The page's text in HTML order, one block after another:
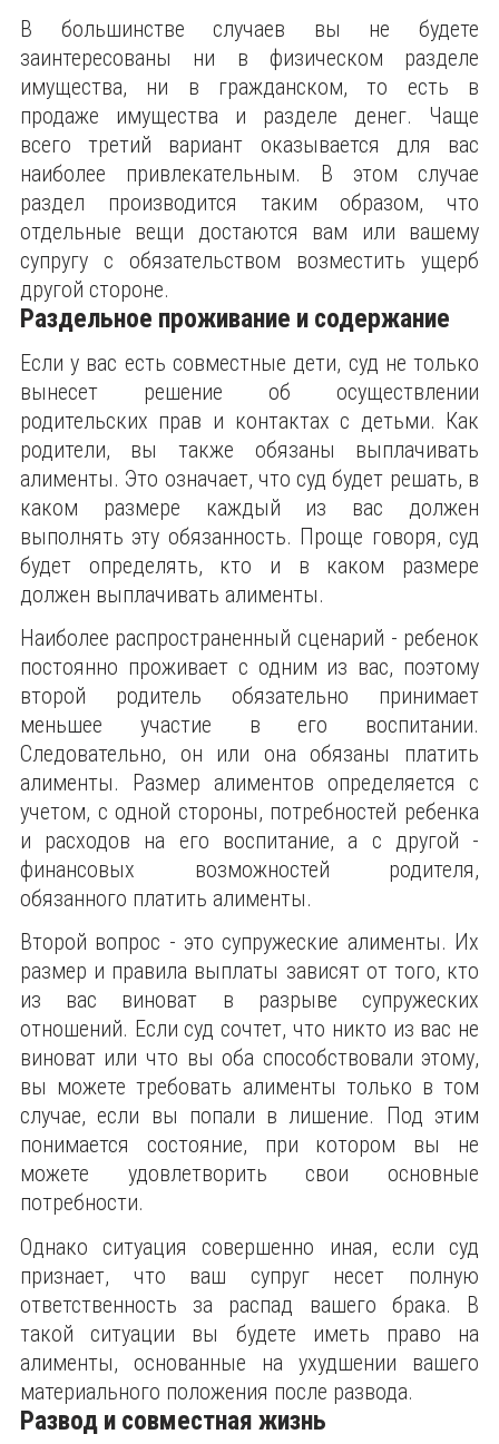
В большинстве случаев вы не будете
заинтересованы ни в физическом разделе
имущества, ни в гражданском, то есть в
продаже имущества и разделе денег. Чаще
всего третий вариант оказывается для вас
наиболее привлекательным. В этом случае
раздел производится таким образом, что
отдельные вещи достаются вам или вашему
супругу с обязательством возместить ущерб
другой стороне.
Раздельное проживание и содержание
Если у вас есть совместные дети, суд не только
вынесет решение об осуществлении
родительских прав и контактах с детьми. Как
родители, вы также обязаны выплачивать
алименты. Это означает, что суд будет решать, в
каком размере каждый из вас должен
выполнять эту обязанность. Проще говоря, суд
будет определять, кто и в каком размере
должен выплачивать алименты.
Наиболее распространенный сценарий - ребенок
постоянно проживает с одним из вас, поэтому
второй родитель обязательно принимает
меньшее участие в его воспитании.
Следовательно, он или она обязаны платить
алименты. Размер алиментов определяется с
учетом, с одной стороны, потребностей ребенка
и расходов на его воспитание, а с другой -
финансовых возможностей родителя,
обязанного платить алименты.
Второй вопрос - это супружеские алименты. Их
размер и правила выплаты зависят от того, кто
из вас виноват в разрыве супружеских
отношений. Если суд сочтет, что никто из вас не
виноват или что вы оба способствовали этому,
вы можете требовать алименты только в том
случае, если вы попали в лишение. Под этим
понимается состояние, при котором вы не
можете удовлетворить свои основные
потребности.
Однако ситуация совершенно иная, если суд
признает, что ваш супруг несет полную
ответственность за распад вашего брака. В
такой ситуации вы будете иметь право на
алименты, основанные на ухудшении вашего
материального положения после развода.
Развод и совместная жизнь